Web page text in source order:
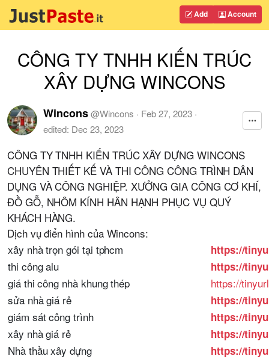
Add Account
CÔNG TY TNHH KIẾN TRÚC
XÂY DỰNG WINCONS
Wincons@Wincons · Feb 27, 2023 ·
edited: Dec 23, 2023
CÔNG TY TNHH KIẾN TRÚC XÂY DỰNG WINCONS
CHUYÊN THIẾT KẾ VÀ THI CÔNG CÔNG TRÌNH DÂN
DỤNG VÀ CÔNG NGHIỆP. XƯỞNG GIA CÔNG CƠ KHÍ,
ĐỒ GỖ, NHÔM KÍNH HÂN HẠNH PHỤC VỤ QUÝ
KHÁCH HÀNG.
Dịch vụ điển hình của Wincons:
xây nhà trọn gói tại tphcm
https://
thi công alu https://
giá thi công nhà khung thép
https://
sửa nhà giá rẻ
https://
giám sát công trình https://
xây nhà giá rẻ https://
Nhà thầu xây dựng https://